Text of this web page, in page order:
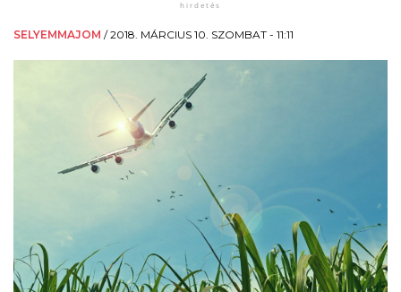
SELYEMMAJOM /2018. MÁRCIUS 10. SZOMBAT - 11:11